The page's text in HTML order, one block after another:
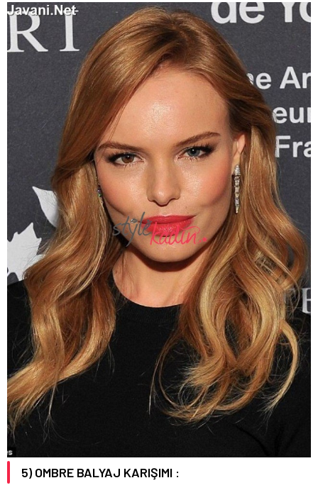
5) OMBRE BALYAJ KARIŞIMI :